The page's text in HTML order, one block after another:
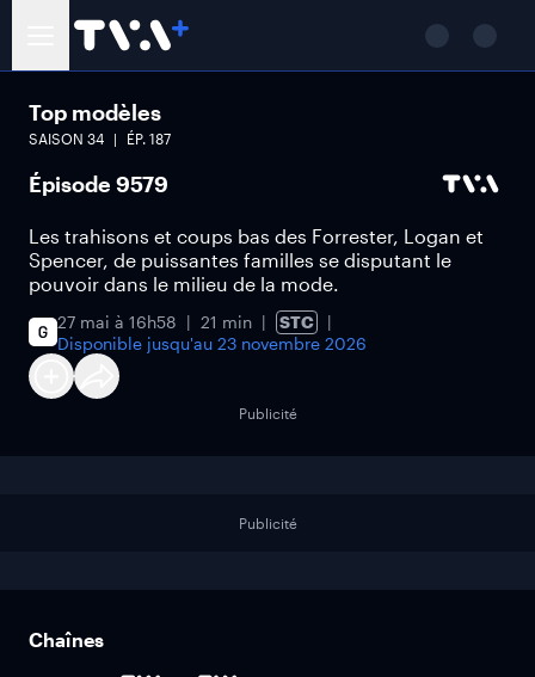
Top modèles
SAISON 34 ÉP. 187
Épisode 9579
Les trahisons et coups bas des Forrester, Logan et
Spencer, de puissantes familles se disputant le
pouvoir dans le milieu de la mode.
27 mai à 16h58 21 min
STC
Disponible jusqu'au 23 novembre 2026
Publicité
Publicité
Chaînes